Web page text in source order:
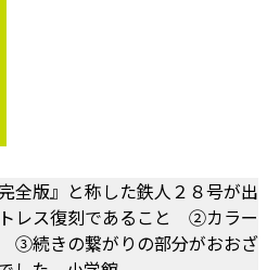
版』と称した鉄人２８号が出
レス復刻であること ②カラー
③続きの繋がりの部分がおおざ